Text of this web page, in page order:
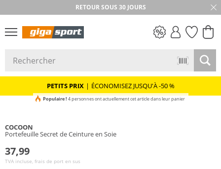
RETOUR SOUS 30 JOURS
PETITS PRIX | ÉCONOMISEZ JUSQU'À -50 %
Populaire ! 4 personnes ont actuellement cet article dans leur panier
COCOON
Portefeuille Secret de Ceinture en Soie
37,99
TVA incluse, frais de port en sus